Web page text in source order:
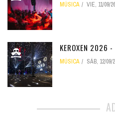
MÚSICA VIE, 11/09/26
KEROXEN 2026
MÚSICA SÁB, 12/09/